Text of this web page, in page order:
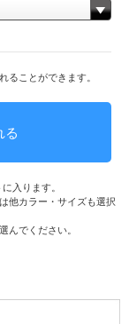
ることができます。
る
入ります。
他カラー・サイズも選択
んでください。